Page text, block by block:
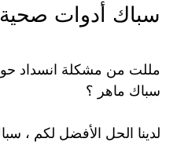
سباك أدوات صحية
مللت من مشكلة انسداد
سباك ماهر ؟
لدينا الحل الأفضل لكم ،